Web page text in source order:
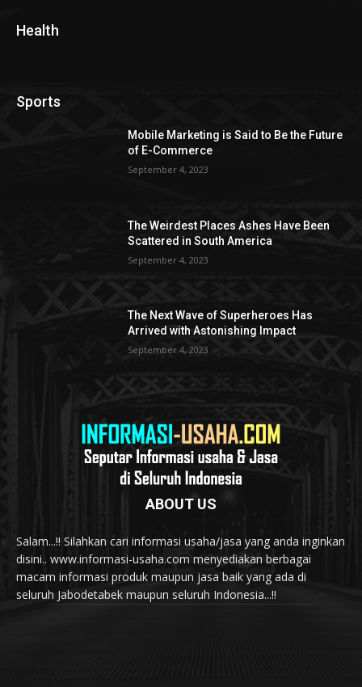
Health
Sports
Mobile Marketing is Said to Be the Future
of E-Commerce
September 4, 2023
The Weirdest Places Ashes Have Been
Scattered in South America
September 4, 2023
The Next Wave of Superheroes Has
Arrived with Astonishing Impact
September 4, 2023
ABOUT US
Salam...!! Silahkan cari informasi usaha/jasa yang anda inginkan
disini.. www.informasi-usaha.com menyediakan berbagai
macam informasi produk maupun jasa baik yang ada di
seluruh Jabodetabek maupun seluruh Indonesia...!!